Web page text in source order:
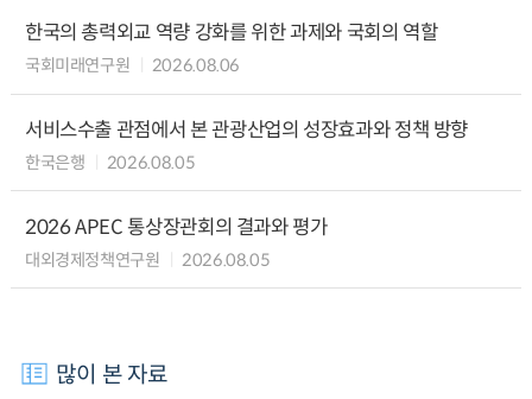
한국의 총력외교 역량 강화를 위한 과제와 국회의 역할
국회미래연구원 2026.08.06
서비스수출 관점에서 본 관광산업의 성장효과와 정책 방향
한국은행 2026.08.05
2026 APEC 통상장관회의 결과와 평가
대외경제정책연구원 2026.08.05
많이 본 자료